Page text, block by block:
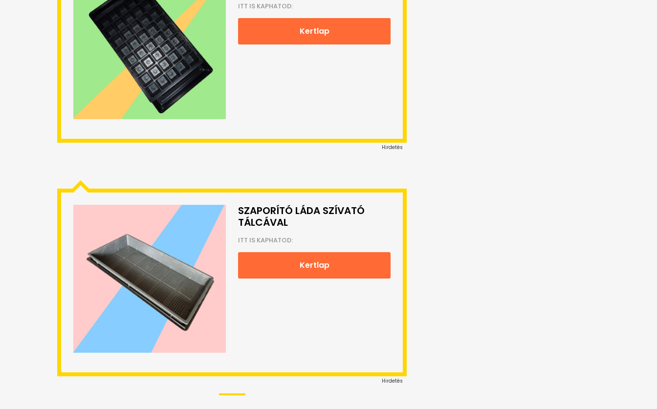
ITT IS KAPHATOD:
Kertlap
Hirdetés
SZAPORÍTÓ LÁDA SZÍVATÓ
TÁLCÁVAL
ITT IS KAPHATOD:
Kertlap
Hirdetés